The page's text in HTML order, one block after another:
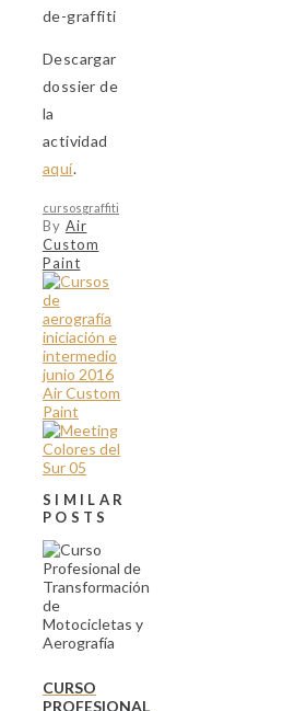
de-graffiti
Descargar
dossier de
la
actividad
aquí.
cursosgraffiti
By Air
Custom
Paint
SIMILAR
POSTS
CURSO
PROFESIONAL